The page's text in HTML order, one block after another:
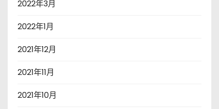
2022年3月
2022年1月
2021年12月
2021年11月
2021年10月